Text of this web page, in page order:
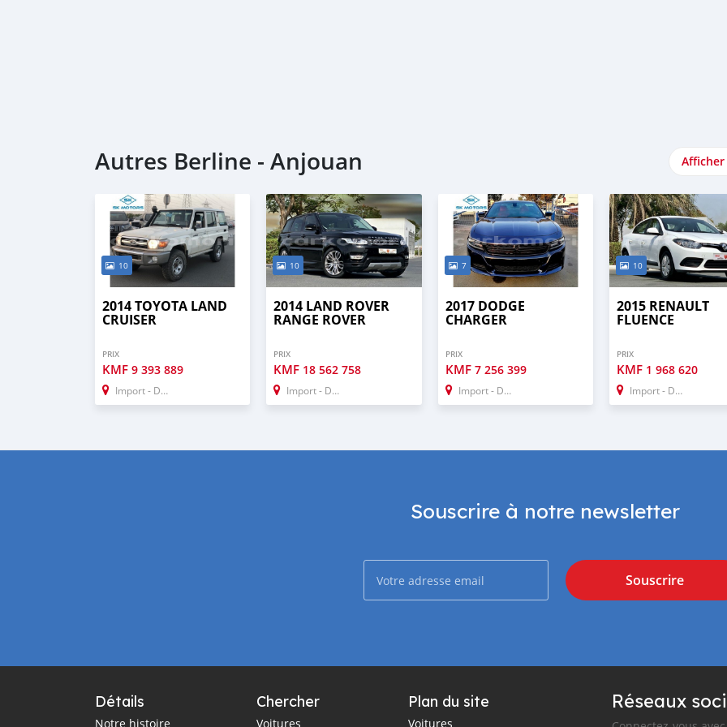
Autres Berline - Anjouan
10
2014 TOYOTA LAND
CRUISER
PRIX
KMF 9 393 889
Import - Dubai
10
2014 LAND ROVER
RANGE ROVER
PRIX
KMF 18 562 758
Import - Dubai
7
2017 DODGE
CHARGER
PRIX
KMF 7 256 399
Import - Dubai
10
2015 RENAULT
FLUENCE
PRIX
KMF 1 968 620
Import - Dubai
Souscrire à notre newsletter
Souscrire
Détails
Notre histoire
Chercher
Voitures
Plan du site
Voitures
Réseaux